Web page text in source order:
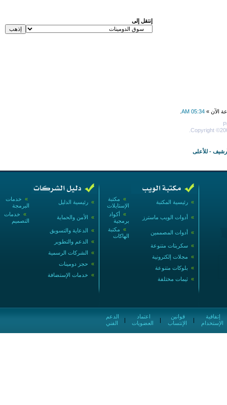
إنتقل إلى
الآن » 05:34 AM
Copyright
- للأعلى
» خدمات
البرمجة
» رئيسية الدليل
» خدمات
التصميم
» الأمن والحماية
» الدعاية والتسويق
» الدعم والتطوير
» الشركات الرسمية
» حجز دومينات
» خدمات الإستضافة
» مكتبة
الإستايلات
» رئيسية المكتبة
» أكواد
برمجية
» أدوات الويب ماسترز
» مكتبة
الهاكات
» أدوات المصممين
» سكربتات متنوعة
» مجلات إلكترونية
» بلوكات متنوعة
» ثيمات مختلفة
الفني
|
العضويات
|
الإنتساب
|
الإستخدام